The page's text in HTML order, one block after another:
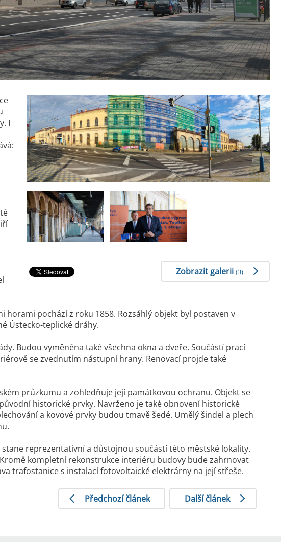
Zobrazit galerii (3)
I
pochází z roku 1858. Rozsáhlý objekt byl postaven v
Ústecko-teplické dráhy.
Budou vyměněna také všechna okna a dveře. Součástí prací
se zvednutím nástupní hrany. Renovací projde také
průzkumu a zohledňuje její památkovou ochranu. Objekt se
historické prvky. Navrženo je také obnovení historické
a kovové prvky budou tmavě šedé. Umělý šindel a plech
reprezentativní a důstojnou součástí této městské lokality.
kompletní rekonstrukce interiéru budovy bude zahrnovat
trafostanice s instalací fotovoltaické elektrárny na její střeše.
Předchozí článek Další článek